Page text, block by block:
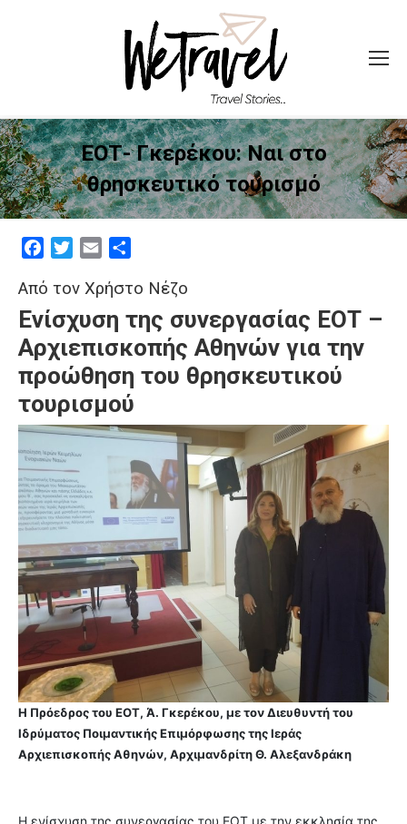
ΕΟΤ- Γκερέκου: Ναι στο
θρησκευτικό τουρισμό
FacebookTwitterEmail
Από τον Χρήστο Νέζο
Ενίσχυση της συνεργασίας ΕΟΤ –
Αρχιεπισκοπής Αθηνών για την
προώθηση του θρησκευτικού
τουρισμού
Η Πρόεδρος του ΕΟΤ, Ά. Γκερέκου, με τον Διευθυντή του
Ιδρύματος Ποιμαντικής Επιμόρφωσης της Ιεράς
Αρχιεπισκοπής Αθηνών, Αρχιμανδρίτη Θ. Αλεξανδράκη
Η ενίσχυση της συνεργασίας του ΕΟΤ με την εκκλησία της